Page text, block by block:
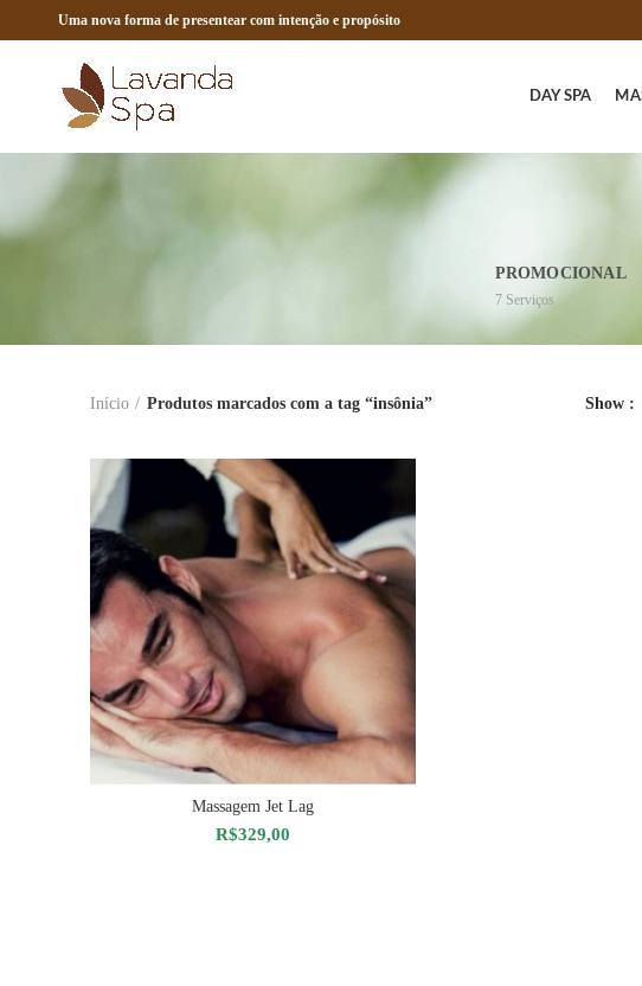
Uma nova forma de presentear com intenção e propósito
DAY SPA
PROMOCIONAL
7 Serviços
Início Produtos marcados com a tag “insônia” Show
ADICIONAR AO CARRINHO
Massagem Jet Lag
R$329,00